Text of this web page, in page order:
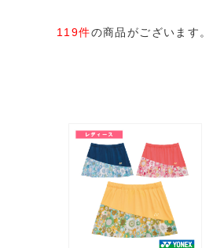
119件の商品がございます。